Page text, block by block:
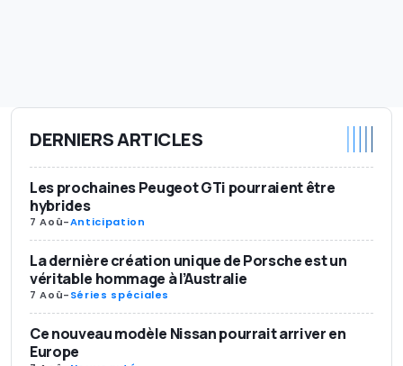
DERNIERS ARTICLES
Les prochaines Peugeot GTi pourraient être
hybrides
7 Aoû-Anticipation
La dernière création unique de Porsche est un
véritable hommage à l’Australie
7 Aoû-Séries spéciales
Ce nouveau modèle Nissan pourrait arriver en
Europe